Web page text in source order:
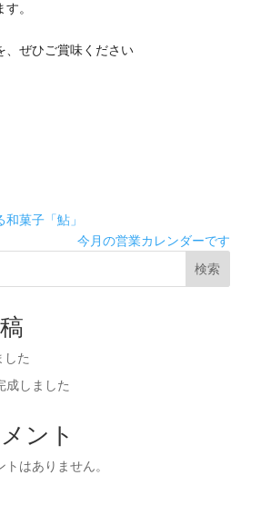
。
、ぜひご賞味ください
菓子「鮎」
今月の営業カレンダーです
検索
た
成しました
ント
はありません。